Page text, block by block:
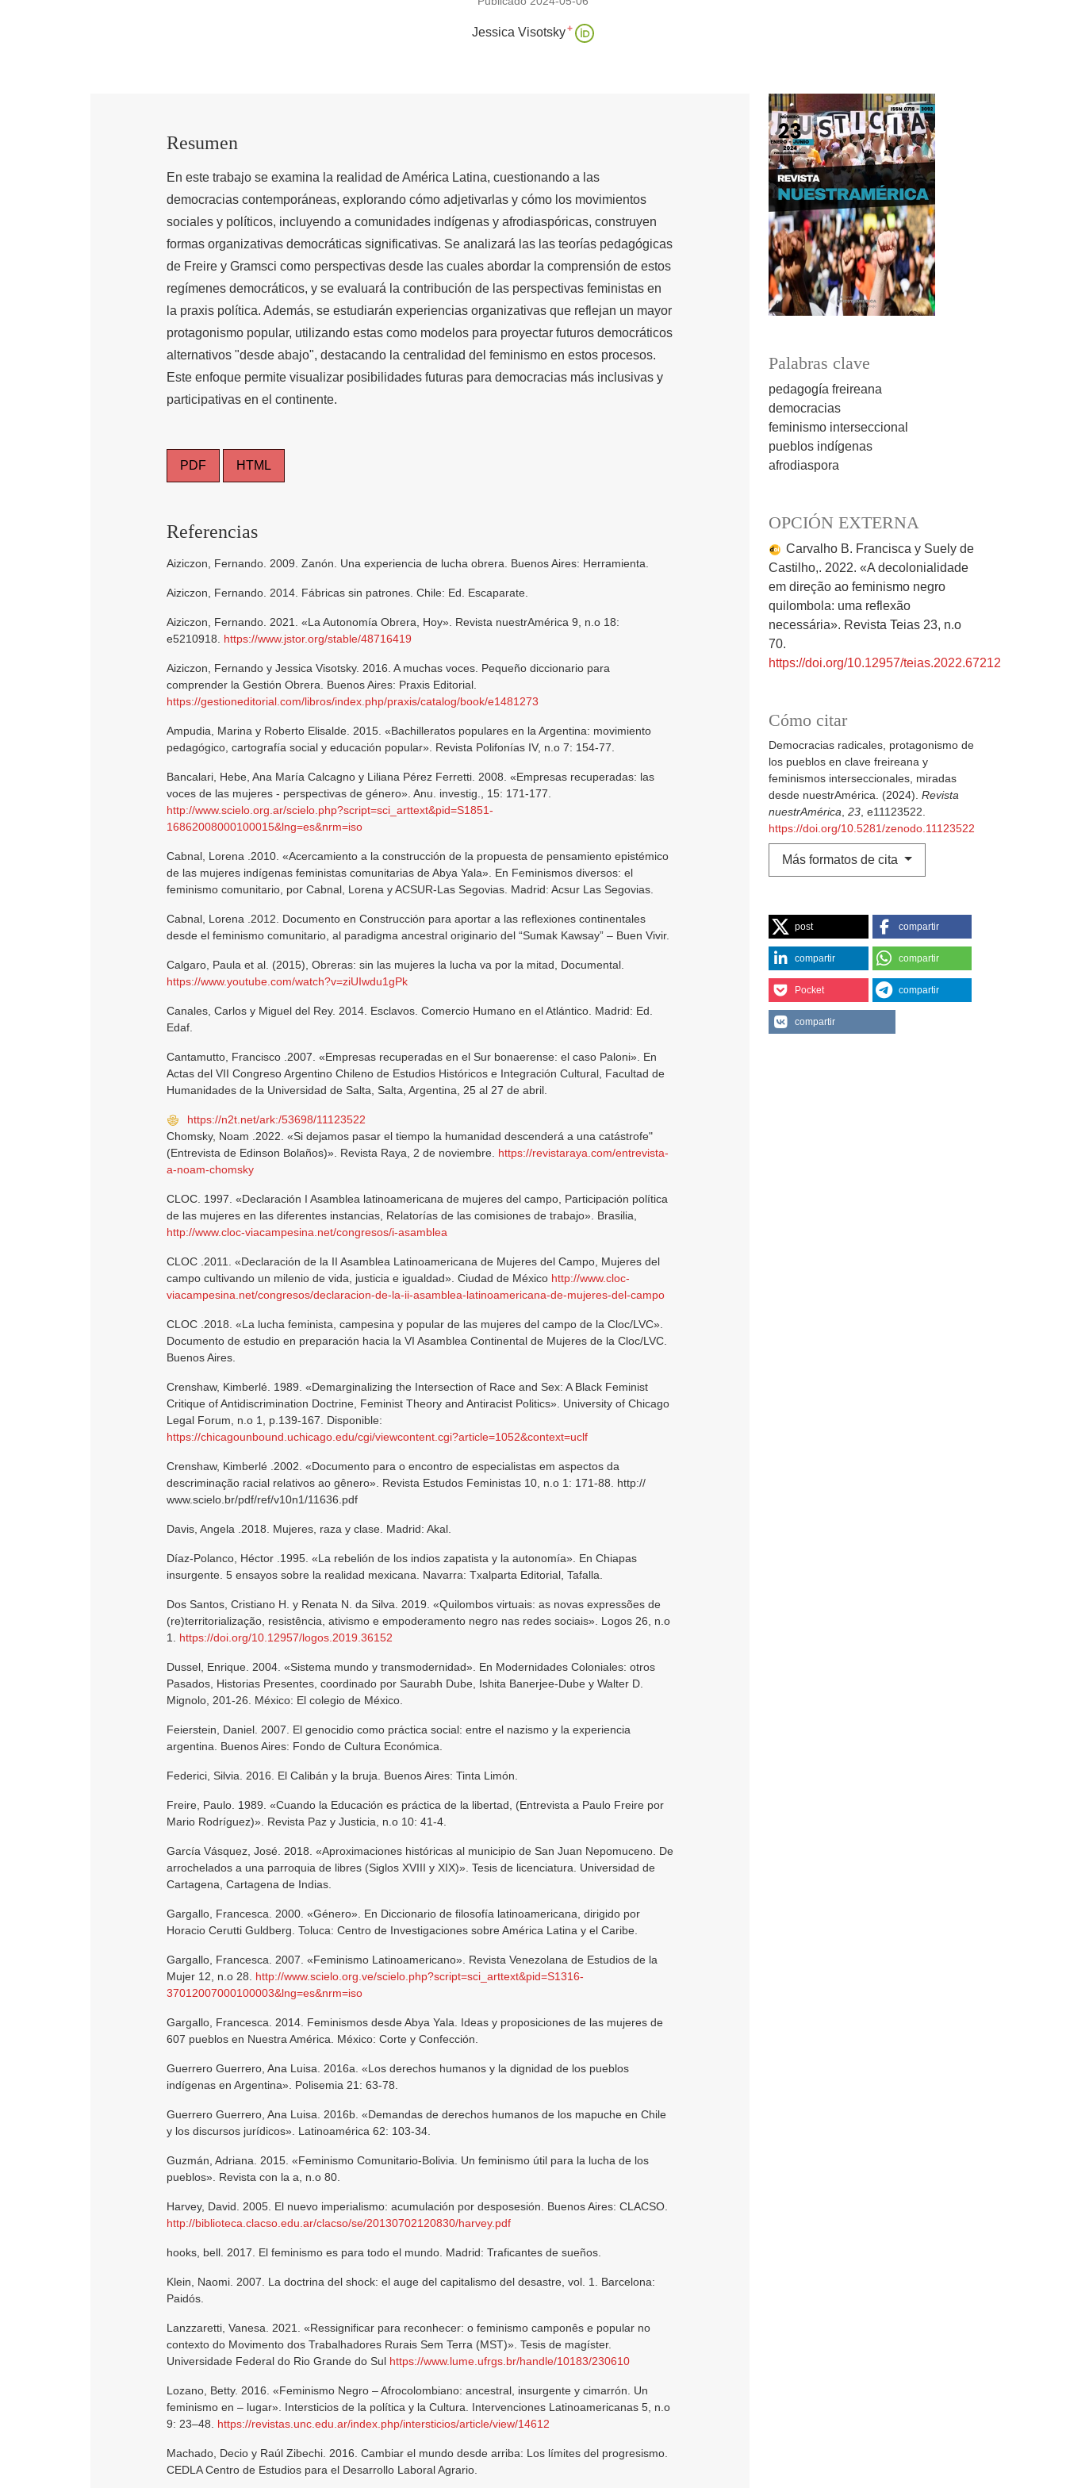
Jessica Visotsky+
Palabras clave
pedagogía freireana
democracias
feminismo interseccional
pueblos indígenas
afrodiaspora
OPCIÓN EXTERNA
Carvalho B. Francisca y Suely de
Castilho,. 2022. «A decolonialidade
em direção ao feminismo negro
quilombola: uma reflexão
necessária». Revista Teias 23, n.o
70.
https://doi.org/10.12957/teias.2022.67212
Cómo citar
Democracias radicales, protagonismo de
los pueblos en clave freireana y
feminismos interseccionales, miradas
desde nuestrAmérica. (2024). Revista
nuestrAmérica 23 , e11123522.
https://doi.org/10.5281/zenodo.11123522
Más formatos de cita
post compartir
compartir compartir
Pocket compartir
compartir
Resumen
En este trabajo se examina la realidad de América Latina, cuestionando a las
democracias contemporáneas, explorando cómo adjetivarlas y cómo los movimientos
sociales y políticos, incluyendo a comunidades indígenas y afrodiaspóricas, construyen
formas organizativas democráticas significativas. Se analizará las las teorías pedagógicas
de Freire y Gramsci como perspectivas desde las cuales abordar la comprensión de estos
regímenes democráticos, y se evaluará la contribución de las perspectivas feministas en
la praxis política. Además, se estudiarán experiencias organizativas que reflejan un mayor
protagonismo popular, utilizando estas como modelos para proyectar futuros democráticos
alternativos "desde abajo", destacando la centralidad del feminismo en estos procesos.
Este enfoque permite visualizar posibilidades futuras para democracias más inclusivas y
participativas en el continente.
PDF HTML
Referencias
Aiziczon, Fernando. 2009. Zanón. Una experiencia de lucha obrera. Buenos Aires: Herramienta.
Aiziczon, Fernando. 2014. Fábricas sin patrones. Chile: Ed. Escaparate.
Aiziczon, Fernando. 2021. «La Autonomía Obrera, Hoy». Revista nuestrAmérica 9, n.o 18:
e5210918. https://www.jstor.org/stable/48716419
Aiziczon, Fernando y Jessica Visotsky. 2016. A muchas voces. Pequeño diccionario para
comprender la Gestión Obrera. Buenos Aires: Praxis Editorial.
https://gestioneditorial.com/libros/index.php/praxis/catalog/book/e1481273
Ampudia, Marina y Roberto Elisalde. 2015. «Bachilleratos populares en la Argentina: movimiento
pedagógico, cartografía social y educación popular». Revista Polifonías IV, n.o 7: 154-77.
Bancalari, Hebe, Ana María Calcagno y Liliana Pérez Ferretti. 2008. «Empresas recuperadas: las
voces de las mujeres - perspectivas de género». Anu. investig., 15: 171-177.
http://www.scielo.org.ar/scielo.php?script=sci_arttext&pid=S1851-
16862008000100015&lng=es&nrm=iso
Cabnal, Lorena .2010. «Acercamiento a la construcción de la propuesta de pensamiento epistémico
de las mujeres indígenas feministas comunitarias de Abya Yala». En Feminismos diversos: el
feminismo comunitario, por Cabnal, Lorena y ACSUR-Las Segovias. Madrid: Acsur Las Segovias.
Cabnal, Lorena .2012. Documento en Construcción para aportar a las reflexiones continentales
desde el feminismo comunitario, al paradigma ancestral originario del “Sumak Kawsay” – Buen Vivir.
Calgaro, Paula et al. (2015), Obreras: sin las mujeres la lucha va por la mitad, Documental.
https://www.youtube.com/watch?v=ziUIwdu1gPk
Canales, Carlos y Miguel del Rey. 2014. Esclavos. Comercio Humano en el Atlántico. Madrid: Ed.
Edaf.
Cantamutto, Francisco .2007. «Empresas recuperadas en el Sur bonaerense: el caso Paloni». En
Actas del VII Congreso Argentino Chileno de Estudios Históricos e Integración Cultural, Facultad de
Humanidades de la Universidad de Salta, Salta, Argentina, 25 al 27 de abril.
https://n2t.net/ark:/53698/11123522
Chomsky, Noam .2022. «Si dejamos pasar el tiempo la humanidad descenderá a una catástrofe"
(Entrevista de Edinson Bolaños)». Revista Raya, 2 de noviembre. https://revistaraya.com/entrevista-
a-noam-chomsky
CLOC. 1997. «Declaración I Asamblea latinoamericana de mujeres del campo, Participación política
de las mujeres en las diferentes instancias, Relatorías de las comisiones de trabajo». Brasilia,
http://www.cloc-viacampesina.net/congresos/i-asamblea
CLOC .2011. «Declaración de la II Asamblea Latinoamericana de Mujeres del Campo, Mujeres del
campo cultivando un milenio de vida, justicia e igualdad». Ciudad de México http://www.cloc-
viacampesina.net/congresos/declaracion-de-la-ii-asamblea-latinoamericana-de-mujeres-del-campo
CLOC .2018. «La lucha feminista, campesina y popular de las mujeres del campo de la Cloc/LVC».
Documento de estudio en preparación hacia la VI Asamblea Continental de Mujeres de la Cloc/LVC.
Buenos Aires.
Crenshaw, Kimberlé. 1989. «Demarginalizing the Intersection of Race and Sex: A Black Feminist
Critique of Antidiscrimination Doctrine, Feminist Theory and Antiracist Politics». University of Chicago
Legal Forum, n.o 1, p.139-167. Disponible:
https://chicagounbound.uchicago.edu/cgi/viewcontent.cgi?article=1052&context=uclf
Crenshaw, Kimberlé .2002. «Documento para o encontro de especialistas em aspectos da
descriminação racial relativos ao gênero». Revista Estudos Feministas 10, n.o 1: 171-88. http://
www.scielo.br/pdf/ref/v10n1/11636.pdf
Davis, Angela .2018. Mujeres, raza y clase. Madrid: Akal.
Díaz-Polanco, Héctor .1995. «La rebelión de los indios zapatista y la autonomía». En Chiapas
insurgente. 5 ensayos sobre la realidad mexicana. Navarra: Txalparta Editorial, Tafalla.
Dos Santos, Cristiano H. y Renata N. da Silva. 2019. «Quilombos virtuais: as novas expressões de
(re)territorialização, resistência, ativismo e empoderamento negro nas redes sociais». Logos 26, n.o
1. https://doi.org/10.12957/logos.2019.36152
Dussel, Enrique. 2004. «Sistema mundo y transmodernidad». En Modernidades Coloniales: otros
Pasados, Historias Presentes, coordinado por Saurabh Dube, Ishita Banerjee-Dube y Walter D.
Mignolo, 201-26. México: El colegio de México.
Feierstein, Daniel. 2007. El genocidio como práctica social: entre el nazismo y la experiencia
argentina. Buenos Aires: Fondo de Cultura Económica.
Federici, Silvia. 2016. El Calibán y la bruja. Buenos Aires: Tinta Limón.
Freire, Paulo. 1989. «Cuando la Educación es práctica de la libertad, (Entrevista a Paulo Freire por
Mario Rodríguez)». Revista Paz y Justicia, n.o 10: 41-4.
García Vásquez, José. 2018. «Aproximaciones históricas al municipio de San Juan Nepomuceno. De
arrochelados a una parroquia de libres (Siglos XVIII y XIX)». Tesis de licenciatura. Universidad de
Cartagena, Cartagena de Indias.
Gargallo, Francesca. 2000. «Género». En Diccionario de filosofía latinoamericana, dirigido por
Horacio Cerutti Guldberg. Toluca: Centro de Investigaciones sobre América Latina y el Caribe.
Gargallo, Francesca. 2007. «Feminismo Latinoamericano». Revista Venezolana de Estudios de la
Mujer 12, n.o 28. http://www.scielo.org.ve/scielo.php?script=sci_arttext&pid=S1316-
37012007000100003&lng=es&nrm=iso
Gargallo, Francesca. 2014. Feminismos desde Abya Yala. Ideas y proposiciones de las mujeres de
607 pueblos en Nuestra América. México: Corte y Confección.
Guerrero Guerrero, Ana Luisa. 2016a. «Los derechos humanos y la dignidad de los pueblos
indígenas en Argentina». Polisemia 21: 63-78.
Guerrero Guerrero, Ana Luisa. 2016b. «Demandas de derechos humanos de los mapuche en Chile
y los discursos jurídicos». Latinoamérica 62: 103-34.
Guzmán, Adriana. 2015. «Feminismo Comunitario-Bolivia. Un feminismo útil para la lucha de los
pueblos». Revista con la a, n.o 80.
Harvey, David. 2005. El nuevo imperialismo: acumulación por desposesión. Buenos Aires: CLACSO.
http://biblioteca.clacso.edu.ar/clacso/se/20130702120830/harvey.pdf
hooks, bell. 2017. El feminismo es para todo el mundo. Madrid: Traficantes de sueños.
Klein, Naomi. 2007. La doctrina del shock: el auge del capitalismo del desastre, vol. 1. Barcelona:
Paidós.
Lanzzaretti, Vanesa. 2021. «Ressignificar para reconhecer: o feminismo camponês e popular no
contexto do Movimento dos Trabalhadores Rurais Sem Terra (MST)». Tesis de magíster.
Universidade Federal do Rio Grande do Sul https://www.lume.ufrgs.br/handle/10183/230610
Lozano, Betty. 2016. «Feminismo Negro – Afrocolombiano: ancestral, insurgente y cimarrón. Un
feminismo en – lugar». Intersticios de la política y la Cultura. Intervenciones Latinoamericanas 5, n.o
9: 23–48. https://revistas.unc.edu.ar/index.php/intersticios/article/view/14612
Machado, Decio y Raúl Zibechi. 2016. Cambiar el mundo desde arriba: Los límites del progresismo.
CEDLA Centro de Estudios para el Desarrollo Laboral Agrario.